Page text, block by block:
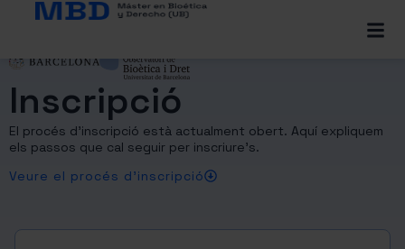
Inscripció
El procés d’inscripció està actualment obert. Aquí expliquem
els passos que cal seguir per inscriure’s.
Veure el procés d'inscripció